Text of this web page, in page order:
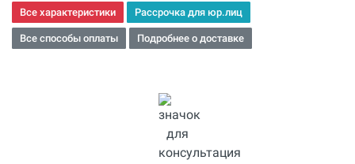
Все характеристики Рассрочка для юр.лиц
Все способы оплаты Подробнее о доставке